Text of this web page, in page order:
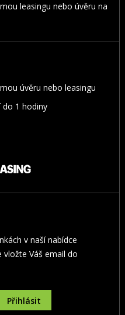
leasingu nebo úvěru na
úvěru nebo leasingu
do 1 hodiny
v naší nabídce
Váš email do